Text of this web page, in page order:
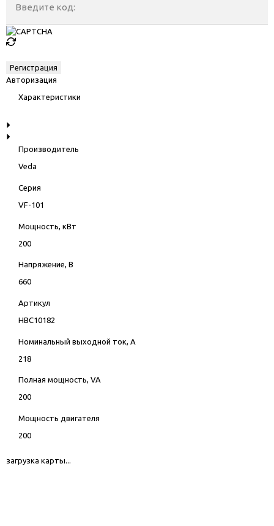
Введите код:
Авторизация
Характеристики
Производитель
Veda
Серия
VF-101
Мощность, кВт
200
Напряжение, В
660
Артикул
HBC10182
Номинальный выходной ток, А
218
Полная мощность, VA
200
Мощность двигателя
200
загрузка карты...